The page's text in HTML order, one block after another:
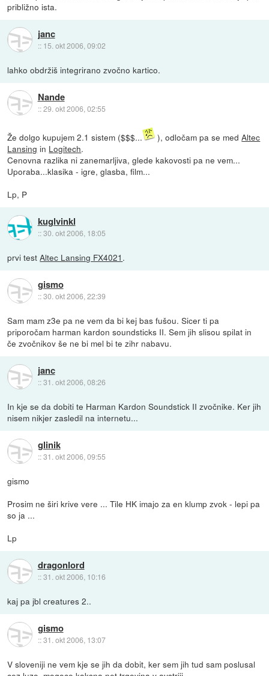
približno ista.
janc
:: 15. okt 2006, 09:02
lahko obdržiš integrirano zvočno kartico.
Nande
::29. okt 2006, 02:55
Že dolgo kupujem 2.1 sistem ($$$... ), odločam pa se medAltec
Lansing in Logitech.
Cenovna razlika ni zanemarljiva, glede kakovosti pa ne vem...
Uporaba...klasika - igre, glasba, film...
Lp, P
kuglvinkl
::30. okt 2006, 18:05
prvi testAltec Lansing FX4021 .
gismo
::30. okt 2006, 22:39
Sam mam z3e pa ne vem da bi kej bas fušou. Sicer ti pa
priporočam harman kardon soundsticks II. Sem jih slisou spilat in
če zvočnikov še ne bi mel bi te zihr nabavu.
janc
::31. okt 2006, 08:26
In kje se da dobiti te Harman Kardon Soundstick II zvočnike. Ker jih
nisem nikjer zasledil na internetu...
glinik
::31. okt 2006, 09:55
gismo
Prosim ne širi krive vere ... Tile HK imajo za en klump zvok - lepi pa
so ja ...
Lp
dragonlord
::31. okt 2006, 10:16
kaj pa jbl creatures 2..
gismo
::31. okt 2006, 13:07
V sloveniji ne vem kje se jih da dobit, ker sem jih tud sam poslusal